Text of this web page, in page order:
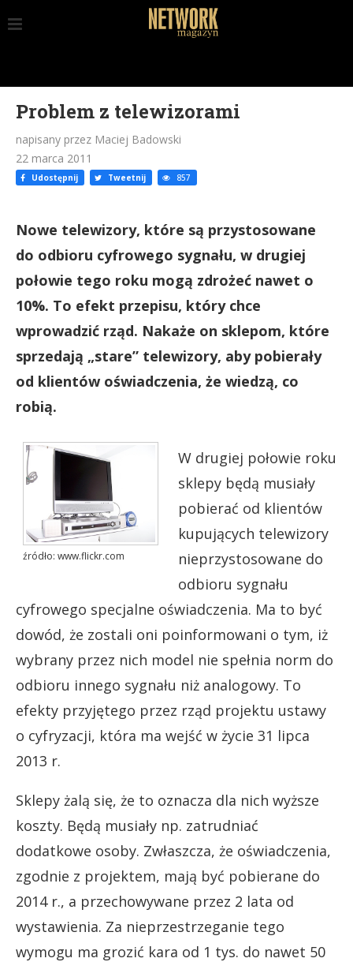
Problem z telewizorami
napisany przez Maciej Badowski
22 marca 2011
Udostępnij Tweetnij 857
Nowe telewizory, które są przystosowane
do odbioru cyfrowego sygnału, w drugiej
połowie tego roku mogą zdrożeć nawet o
10%. To efekt przepisu, który chce
wprowadzić rząd. Nakaże on sklepom, które
sprzedają „stare” telewizory, aby pobierały
od klientów oświadczenia, że wiedzą, co
robią.
źródło: www.flickr.com
W drugiej połowie roku
sklepy będą musiały
pobierać od klientów
kupujących telewizory
nieprzystosowane do
odbioru sygnału
cyfrowego specjalne oświadczenia. Ma to być
dowód, że zostali oni poinformowani o tym, iż
wybrany przez nich model nie spełnia norm do
odbioru innego sygnału niż analogowy. To
efekty przyjętego przez rząd projektu ustawy
o cyfryzacji, która ma wejść w życie 31 lipca
2013 r.
Sklepy żalą się, że to oznacza dla nich wyższe
koszty. Będą musiały np. zatrudniać
dodatkowe osoby. Zwłaszcza, że oświadczenia,
zgodnie z projektem, mają być pobierane do
2014 r., a przechowywane przez 2 lata od
wystawienia. Za nieprzestrzeganie tego
wymogu ma grozić kara od 1 tys. do nawet 50